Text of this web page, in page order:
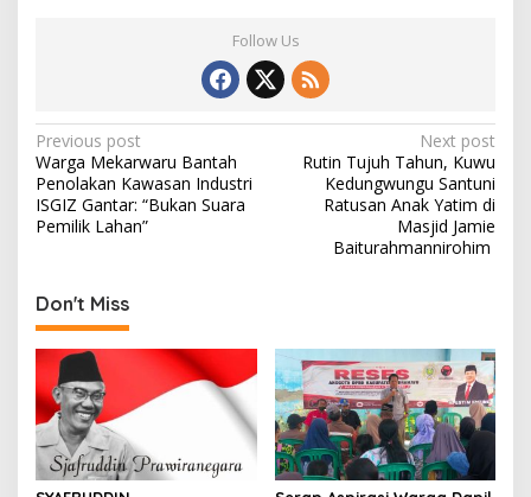
o
k
n
ar
eFollow Us
P
o
s
a
v
i
g
a
t
Previous post
Warga Mekarwaru Bantah
Penolakan Kawasan Industri
ISGIZ Gantar: “Bukan Suara
Pemilik Lahan” ‎
Next post
Rutin Tujuh Tahun, Kuwu
Kedungwungu Santuni
Ratusan Anak Yatim di
Masjid Jamie
Baiturahmannirohim ‎
Don't Miss